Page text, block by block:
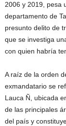
2006 y 2019, pesa
departamento de
presunto delito de
que se investiga
con quien habría
A raíz de la orden
exmandatario se
Lauca Ñ, ubicada
de las principales
del país y